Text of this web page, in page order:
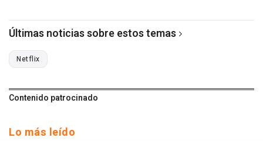
Últimas noticias sobre estos temas
Netflix
Contenido patrocinado
Lo más leído